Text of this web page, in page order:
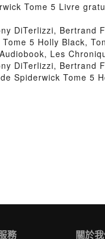
Tome 5 Livre
DiTerlizzi,
5 Holly Black,
Les
DiTerlizzi,
Spiderwick Tome
務 關於